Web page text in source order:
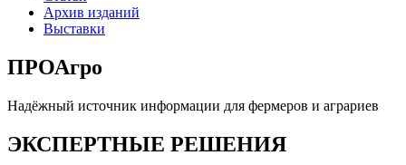
Архив изданий
Выставки
ПРОАгро
Надёжный источник информации для фермеров и аграриев
ЭКСПЕРТНЫЕ РЕШЕНИЯ